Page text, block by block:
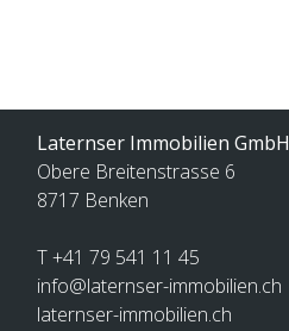
Laternser Immobilien GmbH
Obere Breitenstrasse 6
8717 Benken
T +41 79 541 11 45
info@laternser-immobilien.ch
laternser-immobilien.ch